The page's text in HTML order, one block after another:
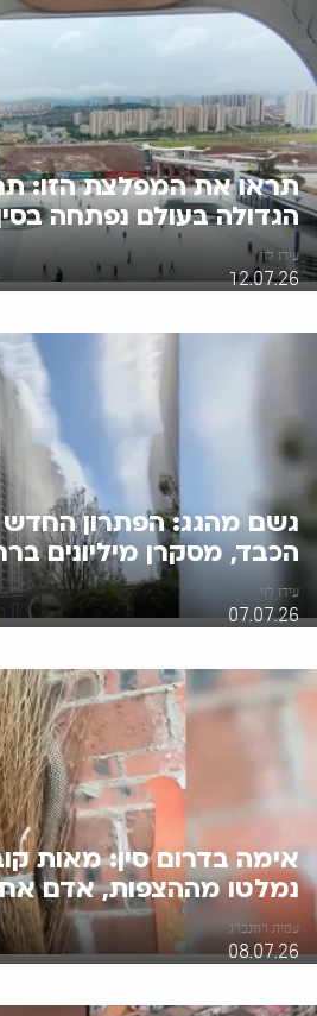
תראו את המפלצת הזו:
הגדולה בעולם נפתחה
עידו לוי
12.07.26
גשם מהגג: הפתרון החדש
הכבד, מסקרן מיליונים
עידו לוי
07.07.26
אימה בדרום סין: מאות
נמלטו מההצפות, אדם
עמית רוזנברג
08.07.26